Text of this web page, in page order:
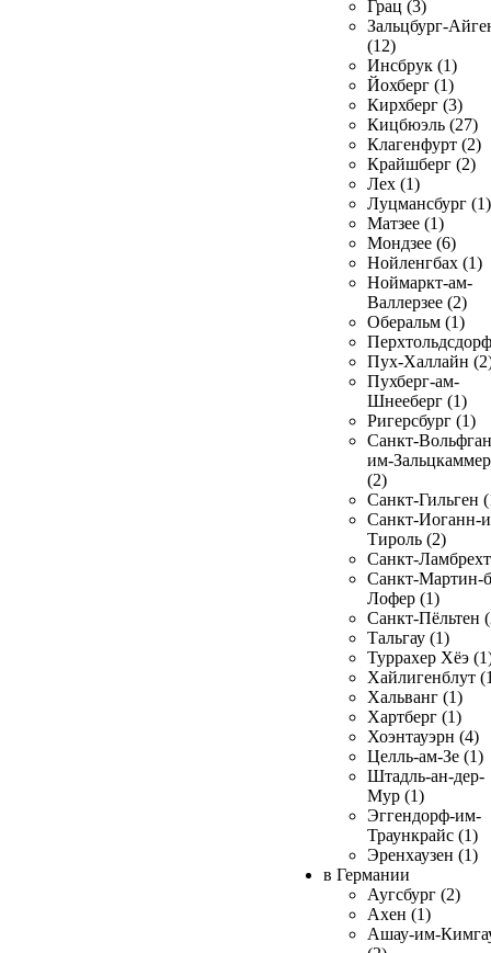
Грац (3)
Зальцбург-
(12)
Инсбрук (1)
Йохберг (1)
Кирхберг (3)
Кицбюэль (27)
Клагенфурт (2)
Крайшберг (2)
Лех (1)
Луцмансбург (1)
Матзее (1)
Мондзее (6)
Нойленгбах (1)
Ноймаркт-ам-
Валлерзее (2)
Оберальм (1)
Пух-Халлайн
Пухберг-ам-
Шнееберг (1)
Ригерсбург (1)
Санкт-
им-
(2)
Санкт-Гильген
Санкт-Иоганн-
Тироль (2)
Санкт-
Санкт-Мартин-
Лофер (1)
Санкт-Пёльтен
Тальгау (1)
Туррахер Хёэ
Хайлигенблут
Хальванг (1)
Хартберг (1)
Хоэнтауэрн (4)
Целль-ам-Зе (1)
Штадль-ан-дер-
Мур (1)
Эггендорф-им-
Траункрайс (1)
Эренхаузен (1)
в Германии
Аугсбург (2)
Ахен (1)
Ашау-им-